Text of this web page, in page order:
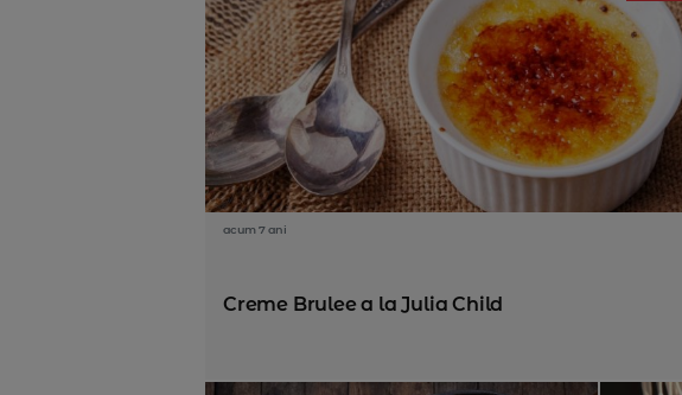
acum 7 ani
Creme Brulee a la Julia Child